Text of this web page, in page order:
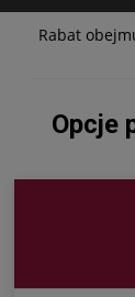
Rabat
Opcje